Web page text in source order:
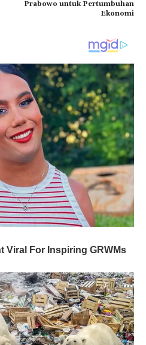
Prabowo untuk Pertumbuhan
Ekonomi